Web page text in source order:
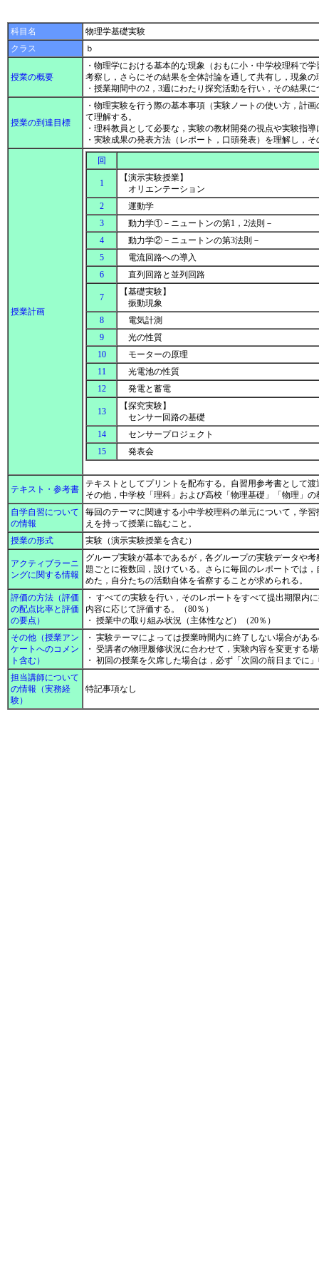
科目名
物理学基礎実験
クラス
ｂ
授業の概要
・物理学における基本的な現象（おもに小・中学校理科で
考察し，さらにその結果を全体討論を通して共有し，現象の
・授業期間中の2，3週にわたり探究活動を行い，その結果
授業の到達目標
・物理実験を行う際の基本事項（実験ノートの使い方，計
て理解する。
・理科教員として必要な，実験の教材開発の視点や実験指
・実験成果の発表方法（レポート，口頭発表）を理解し，
授業計画
回
1
【演示実験授業】
オリエンテーション
2
運動学
3
動力学①－ニュートンの第1，2法則－
4
動力学②－ニュートンの第3法則－
5
電流回路への導入
6
直列回路と並列回路
7
【基礎実験】
振動現象
8
電気計測
9
光の性質
10
モーターの原理
11
光電池の性質
12
発電と蓄電
13
【探究実験】
センサー回路の基礎
14
センサープロジェクト
15
発表会
テキスト・参考書
テキストとしてプリントを配布する。自習用参考書として
その他，中学校「理科」および高校「物理基礎」「物理」
自学自習について
の情報
毎回のテーマに関連する小中学校理科の単元について，学
えを持って授業に臨むこと。
授業の形式
実験（演示実験授業を含む）
アクティブラーニ
ングに関する情報
グループ実験が基本であるが，各グループの実験データや
題ごとに複数回，設けている。さらに毎回のレポートでは
めた，自分たちの活動自体を省察することが求められる。
評価の方法（評価
の配点比率と評価
の要点）
・ すべての実験を行い，そのレポートをすべて提出期限内
内容に応じて評価する。（80％）
・ 授業中の取り組み状況（主体性など）（20％）
その他（授業アン
ケートへのコメン
ト含む）
・ 実験テーマによっては授業時間内に終了しない場合があ
・ 受講者の物理履修状況に合わせて，実験内容を変更する
・ 初回の授業を欠席した場合は，必ず「次回の前日までに
担当講師について
の情報（実務経
験）
特記事項なし